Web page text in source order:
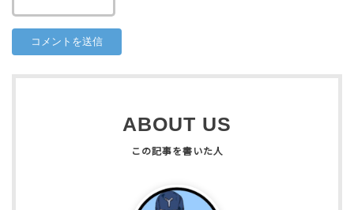
ABOUT US